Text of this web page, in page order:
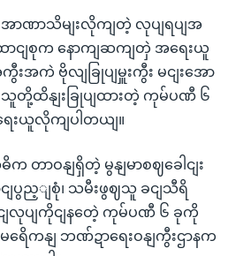
အာဏာသိမျးလိုကျတဲ့ လုပျရပျအ
ာငျစုက နောကျဆကျတှဲ အရေးယူ
အကဲ ဗိုလျခြုပျမှူးကွီး မငျးအော
သူတို့ထိနျးခြုပျထားတဲ့ ကုမ်ပဏီ ၆
းယူလိုကျပါတယျ။
တာဝနျရှိတဲ့ မွနျမာစဈခေါငျး
ျပွည့ျစုံ၊ သမီးဖွဈသူ ခငျသီရိ
ျလုပျကိုငျနတေဲ့ ကုမ်ပဏီ ၆ ခုကို
ေိကနျ ဘဏ်ဍာရေးဝနျကွီးဌာနက